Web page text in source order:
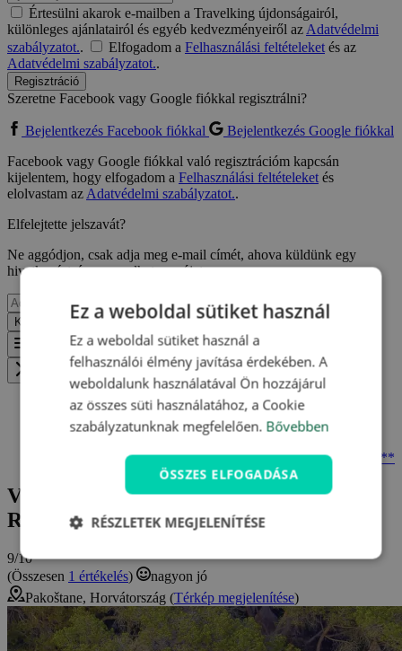
Értesülni akarok e-mailben a Travelking újdonságairól,
különleges ajánlatairól és egyéb kedvezményeiről azAdatvédelmi
szabályzatot.. Elfogadom a Felhasználási feltételeketés az
Adatvédelmi szabályzatot..
Regisztráció
Szeretne Facebook vagy Google fiókkal regisztrálni?
Bejelentkezés Facebook fiókkal
Bejelentkezés Google fiókkal
Facebook vagy Google fiókkal való regisztrációm kapcsán
kijelentem, hogy elfogadom a Felhasználási feltételeketés
elolvastam azAdatvédelmi szabályzatot..
Elfelejtette jelszavát?
Ne aggódjon, csak adja meg e-mail címét, ahova küldünk egy
hivatkozást, így megadhat egy újat.
Küldés
Vissza
Zavřít menu
Vélemények és értékelések: Pine Beach Resort Pakoštane ***
Vélemények és értékelések: Pine Beach
Resort Pakoštane *** (Dalmácia)
9/10
(Összesen 1 értékelés)
nagyon jó
Pakoštane, Horvátország (Térkép megjelenítése)
Ez a weboldal sütiket használ
Ez a weboldal sütiket használ a
felhasználói élmény javítása érdekében. A
weboldalunk használatával Ön hozzájárul
az összes süti használatához, a Cookie
szabályzatunknak megfelelően. Bővebben
ÖSSZES ELFOGADÁSA
RÉSZLETEK MEGJELENÍTÉSE